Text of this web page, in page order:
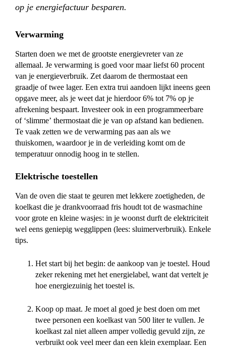
op je energiefactuur besparen.
Verwarming
Starten doen we met de grootste energievreter van ze
allemaal. Je verwarming is goed voor maar liefst 60 procent
van je energieverbruik. Zet daarom de thermostaat een
graadje of twee lager. Een extra trui aandoen lijkt ineens geen
opgave meer, als je weet dat je hierdoor 6% tot 7% op je
afrekening bespaart. Investeer ook in een programmeerbare
of ‘slimme’ thermostaat die je van op afstand kan bedienen.
Te vaak zetten we de verwarming pas aan als we
thuiskomen, waardoor je in de verleiding komt om de
temperatuur onnodig hoog in te stellen.
Elektrische toestellen
Van de oven die staat te geuren met lekkere zoetigheden, de
koelkast die je drankvoorraad fris houdt tot de wasmachine
voor grote en kleine wasjes: in je woonst durft de elektriciteit
wel eens geniepig wegglippen (lees: sluimerverbruik). Enkele
tips.
Het start bij het begin: de aankoop van je toestel. Houd
zeker rekening met het energielabel, want dat vertelt je
hoe energiezuinig het toestel is.
Koop op maat. Je moet al goed je best doen om met
twee personen een koelkast van 500 liter te vullen. Je
koelkast zal niet alleen amper volledig gevuld zijn, ze
verbruikt ook veel meer dan een klein exemplaar. Een